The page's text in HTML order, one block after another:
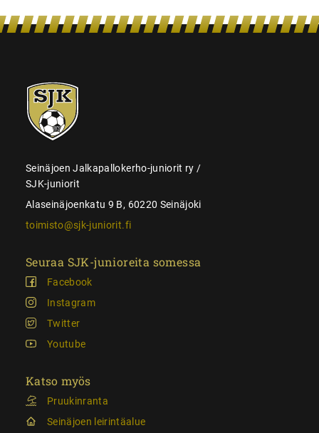
SJK-
juniorit
Seinäjoen Jalkapallokerho-juniorit ry /
SJK-juniorit
Alaseinäjoenkatu 9 B, 60220 Seinäjoki
toimisto@sjk-juniorit.fi
Seuraa SJK-junioreita somessa
Facebook
Instagram
Twitter
Youtube
Katso myös
Pruukinranta
Seinäjoen leirintäalue